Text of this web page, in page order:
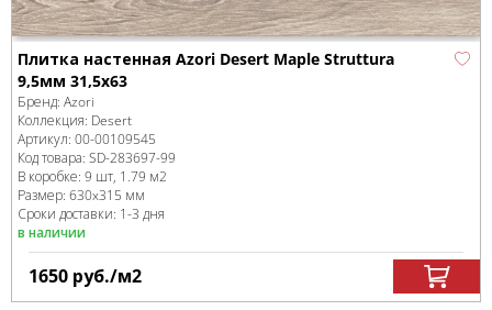
Плитка настенная Azori Desert Maple Struttura
9,5мм 31,5x63
Бренд: Azori
Коллекция: Desert
Артикул: 00-00109545
Код товара: SD-283697-99
В коробке: 9 шт, 1.79 м2
Размер: 630x315 мм
Сроки доставки: 1-3 дня
в наличии
1650 руб./м2